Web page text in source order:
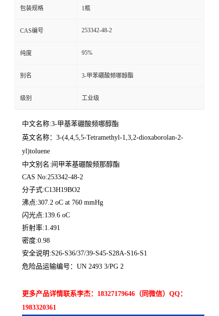
包装规格 1瓶
CAS编号 253342-48-2
纯度 95%
别名 3-甲苯硼酸频哪醇酯
级别 工业级
中文名称:3-甲基苯硼酸频哪醇酯
英文名称： 3-(4,4,5,5-Tetramethyl-1,3,2-dioxaborolan-2-
yl)toluene
中文别名:间甲苯基硼酸频那醇酯
CAS No:253342-48-2
分子式:C13H19BO2
沸点:307.2 oC at 760 mmHg
闪光点:139.6 oC
折射率:1.491
密度:0.98
安全说明:S26-S36/37/39-S45-S28A-S16-S1
危险品运输编号：UN 2493 3/PG 2
更多产品详情联系李杰：18327179646（同微信）QQ：
1983320361